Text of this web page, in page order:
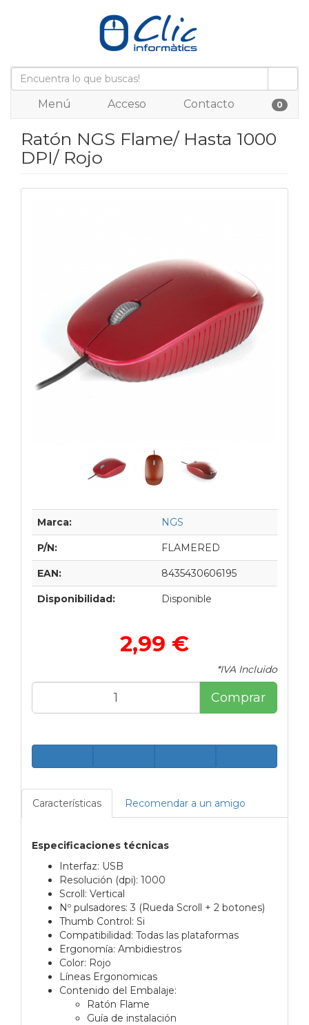
Menú Acceso Contacto 0
Ratón NGS Flame/ Hasta 1000
DPI/ Rojo
Marca: NGS
P/N: FLAMERED
EAN: 8435430606195
Disponibilidad: Disponible
2,99 €
*IVA Incluido
Comprar
Características Recomendar a un amigo
Especificaciones técnicas
Interfaz: USB
Resolución (dpi): 1000
Scroll: Vertical
Nº pulsadores: 3 (Rueda Scroll + 2 botones)
Thumb Control: Si
Compatibilidad: Todas las plataformas
Ergonomía: Ambidiestros
Color: Rojo
Líneas Ergonomicas
Contenido del Embalaje:
Ratón Flame
Guía de instalación